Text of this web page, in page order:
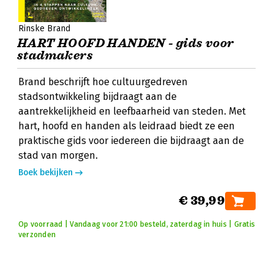
Rinske Brand
HART HOOFD HANDEN - gids voor
stadmakers
Brand beschrijft hoe cultuurgedreven
stadsontwikkeling bijdraagt aan de
aantrekkelijkheid en leefbaarheid van steden. Met
hart, hoofd en handen als leidraad biedt ze een
praktische gids voor iedereen die bijdraagt aan de
stad van morgen.
Boek bekijken
€ 39,99
Op voorraad | Vandaag voor 21:00 besteld, zaterdag in huis | Gratis
verzonden